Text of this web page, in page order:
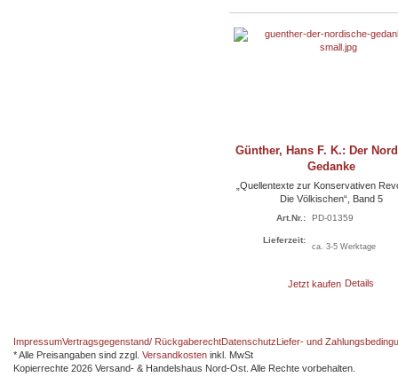
Günther, Hans F. K.: Der
Gedanke
„Quellentexte zur Konservativen
Die Völkischen“, Band 5
Art.Nr.: PD-01359
Lieferzeit:
ca. 3-5 Werktage
Jetzt kaufen Details
ImpressumVertragsgegenstand/ RückgaberechtDatenschutzLiefer- und
* Alle Preisangaben sind zzgl. Versandkosten inkl. MwSt
Kopierrechte 2026 Versand- & Handelshaus Nord-Ost. Alle Rechte vorbehalten.